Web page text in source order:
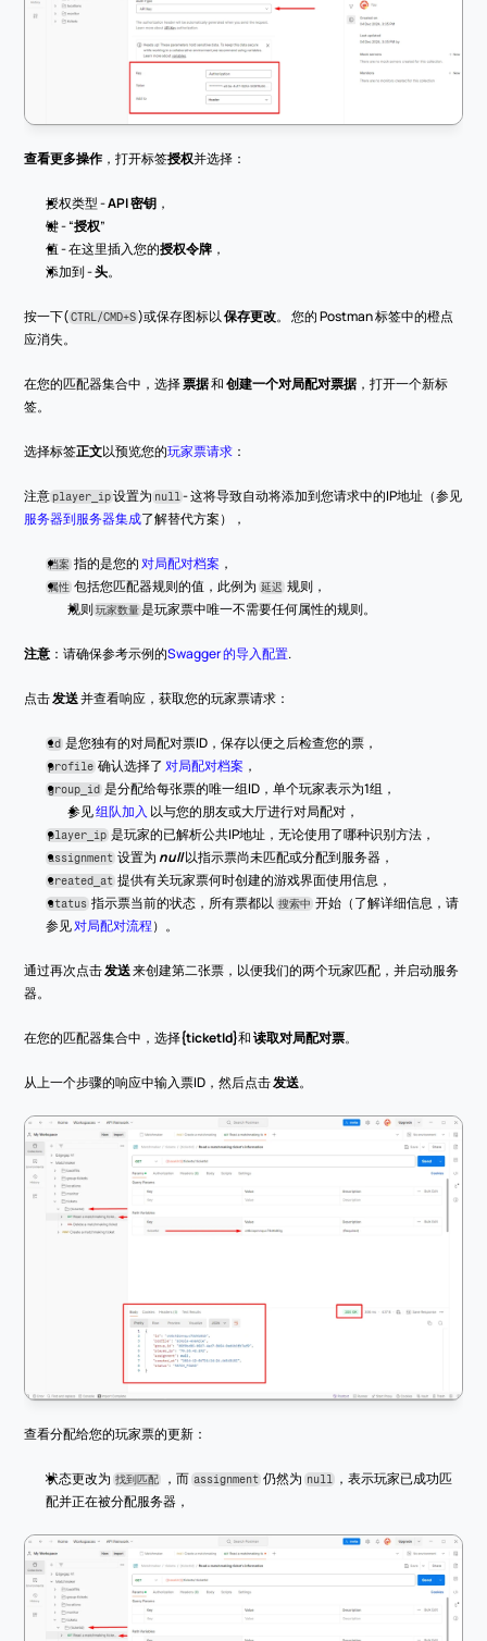
查看更多操作 ，打开标签授权并选择：
授权类型 - API 密钥 ，
键 - “授权”
值 - 在这里插入您的授权令牌 ，
添加到 - 头。
按一下(CTRL/CMD+S )或保存图标以 保存更改。 您的 Postman 标签中的橙点
应消失。
在您的匹配器集合中，选择 票据 和 创建一个对局配对票据 ，打开一个新标
签。
选择标签正文以预览您的玩家票请求 ：
注意 player_ip 设置为 null - 这将导致自动将添加到您请求中的IP地址（参见
服务器到服务器集成了解替代方案），
档案 指的是您的 对局配对档案 ，
属性 包括您匹配器规则的值，此例为 延迟 规则，
规则玩家数量 是玩家票中唯一不需要任何属性的规则。
注意 ：请确保参考示例的Swagger 的导入配置.
点击 发送 并查看响应，获取您的玩家票请求：
id 是您独有的对局配对票ID，保存以便之后检查您的票，
profile 确认选择了 对局配对档案 ，
group_id 是分配给每张票的唯一组ID，单个玩家表示为1组，
参见 组队加入 以与您的朋友或大厅进行对局配对，
player_ip 是玩家的已解析公共IP地址，无论使用了哪种识别方法，
assignment 设置为 null 以指示票尚未匹配或分配到服务器，
created_at 提供有关玩家票何时创建的游戏界面使用信息，
status 指示票当前的状态，所有票都以 搜索中 开始（了解详细信息，请
参见 对局配对流程）。
通过再次点击 发送 来创建第二张票，以便我们的两个玩家匹配，并启动服务
器。
在您的匹配器集合中，选择{ticketId}和 读取对局配对票。
从上一个步骤的响应中输入票ID，然后点击 发送。
查看分配给您的玩家票的更新：
状态更改为 找到匹配 ，而 assignment 仍然为 null ，表示玩家已成功匹
配并正在被分配服务器，